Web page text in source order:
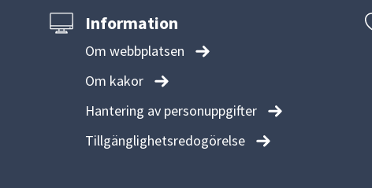
Information
Om webbplatsen
Om kakor
Hantering av personuppgifter
Tillgänglighetsredogörelse